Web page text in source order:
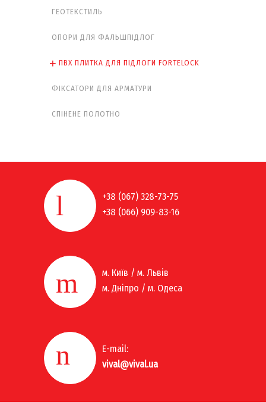
ГЕОТЕКСТИЛЬ
ОПОРИ ДЛЯ ФАЛЬШПІДЛОГ
ПВХ ПЛИТКА ДЛЯ ПІДЛОГИ FORTELOCK
ФІКСАТОРИ ДЛЯ АРМАТУРИ
СПІНЕНЕ ПОЛОТНО
+38 (067) 328-73-75
+38 (066) 909-83-16
м. Київ / м. Львів
м. Дніпро / м. Одеса
E-mail:
vival@vival.ua